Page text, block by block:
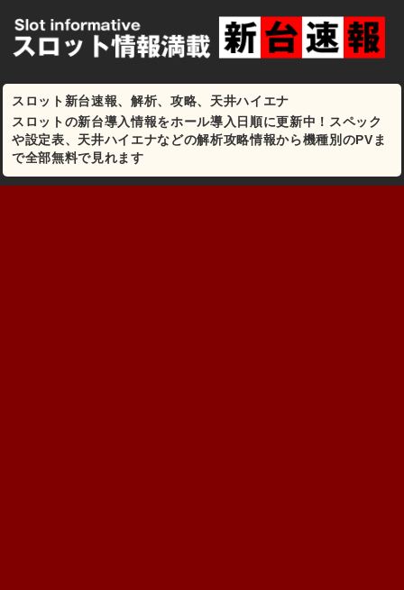
スロット新台速報、解析、攻略、天井ハイエナ
スロットの新台導入情報をホール導入日順に更新中！スペック
や設定表、天井ハイエナなどの解析攻略情報から機種別のPVま
で全部無料で見れます